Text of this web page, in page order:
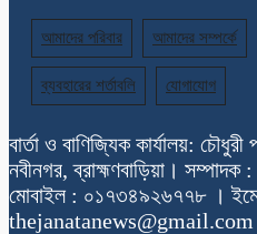
আমাদের পরিবার আমাদের সম্পর্কে
ব্যবহারের শর্তাবলি যোগাযোগ
বার্তা ও বাণিজ্যিক কার্যালয়:
নবীনগর, ব্রাহ্মণবাড়িয়া। সম্পাদক
মোবাইল : ০১৭৩৪৯২৬৭৭৮ ।